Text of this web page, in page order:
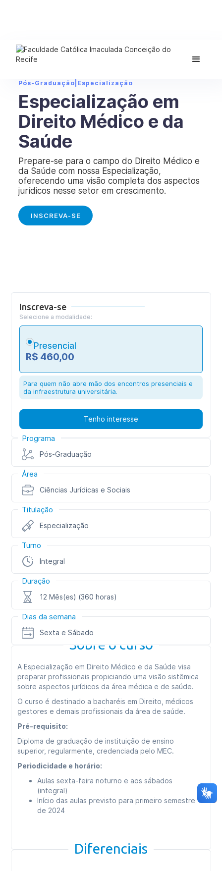
Pós-Graduação Especialização
Especialização em
Direito Médico e da
Saúde
Prepare-se para o campo do Direito Médico e
da Saúde com nossa Especialização,
oferecendo uma visão completa dos aspectos
jurídicos nesse setor em crescimento.
INSCREVA-SE
Programa
Pós-Graduação
Área
Ciências Jurídicas e Sociais
Titulação
Especialização
Turno
Integral
Duração
12 Mês(es) (360 horas)
Dias da semana
Sexta e Sábado
Sobre o curso
A Especialização em Direito Médico e da Saúde visa
preparar profissionais propiciando uma visão sistêmica
sobre aspectos jurídicos da área médica e de saúde.
O curso é destinado a bacharéis em Direito, médicos
gestores e demais profissionais da área de saúde.
Pré-requisito:
Diploma de graduação de instituição de ensino
superior, regularmente, credenciada pelo MEC.
Periodicidade e horário:
Aulas sexta-feira noturno e aos sábados
(integral)
Início das aulas previsto para primeiro semestre
de 2024
Diferenciais
Inscreva-se
Selecione a modalidade:
Presencial
R$ 460,00
Para quem não abre mão dos encontros presenciais e
da infraestrutura universitária.
Tenho interesse